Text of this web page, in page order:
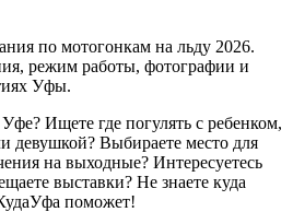
по мотогонкам на льду 2026.
режим работы, фотографии и
Уфы.
Ищете где погулять с ребенком,
девушкой? Выбираете место для
на выходные? Интересуетесь
выставки? Не знаете куда
поможет!